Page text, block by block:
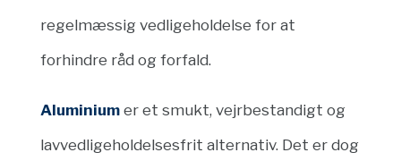
regelmæssig vedligeholdelse for at
forhindre råd og forfald.
Aluminium er et smukt, vejrbestandigt og
lavvedligeholdelsesfrit alternativ. Det er dog